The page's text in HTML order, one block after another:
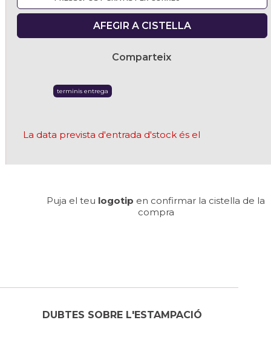
AFEGIR A CISTELLA
Comparteix
terminis entrega
La data prevista d'entrada d'stock és el
Puja el teu logotip en confirmar la cistella de la
compra
DUBTES SOBRE L'ESTAMPACIÓ